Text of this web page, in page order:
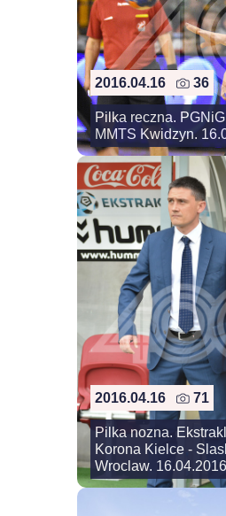
2016.04.16 36
Pilka reczna.
MMTS Kwidzyn.
2016.04.16 71
Pilka nozna.
Korona Kielce -
Wroclaw. 16.04.2016